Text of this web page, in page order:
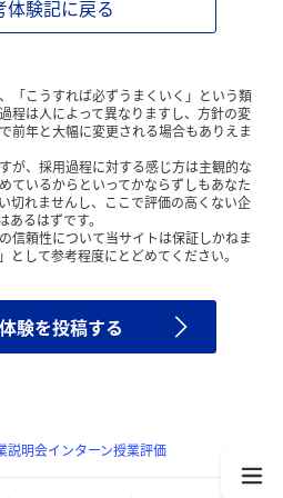
体験記に戻る
「こうすれば必ずうまくいく」という類
程は人によって異なりますし、方針の変
前年と大幅に変更される場合もありえま
が、採用過程に対する感じ方は主観的な
ているからといってかならずしもあなた
切れませんし、ここで評価の高くない企
るはずです。
信頼性について当サイトは保証しかねま
として参考程度にとどめてください。
験を投稿する
説明会インターン授業評価